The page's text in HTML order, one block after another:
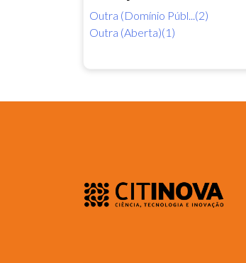
Outra (Domínio Públ...(2)
Outra (Aberta)(1)